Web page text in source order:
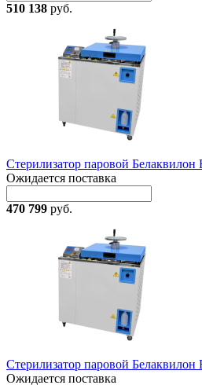
510 138 руб.
Стерилизатор паровой Белаквилон
Ожидается поставка
470 799 руб.
Стерилизатор паровой Белаквилон
Ожидается поставка